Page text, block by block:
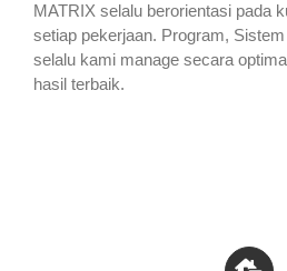
MATRIX selalu berorientasi pada
setiap pekerjaan. Program,
selalu kami manage secara
hasil terbaik.